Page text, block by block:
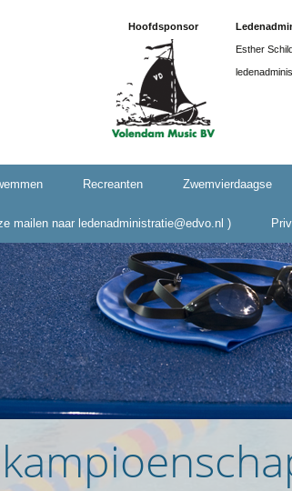
Hoofdsponsor
Esther
Recreanten Zwemvierdaagse
mailen naar ledenadministratie@edvo.nl )